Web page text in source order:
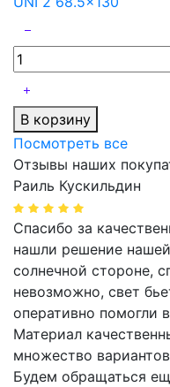
В корзину
Посмотреть все
Отзывы наших
Раиль Кускильдин
Спасибо за
нашли решение
солнечной стороне,
невозможно, свет
оперативно помогли
Материал
множество
Будем обращаться